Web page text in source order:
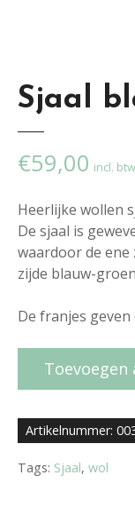
Sjaal
€59,00 incl. btw
Heerlijke wollen
De sjaal is
waardoor de ene
zijde blauw-
De franjes
a
l
b
Toevoegen
Artikelnummer:
Tags: Sjaal, wol